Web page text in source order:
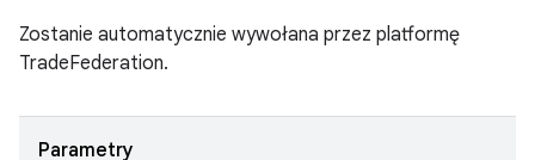
Zostanie automatycznie wywołana przez platformę
TradeFederation.
Parametry